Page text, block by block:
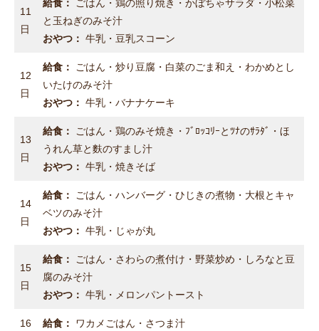
11
日
給食：
ごはん・鶏の照り焼き・かぼちゃサラダ・小松菜
と玉ねぎのみそ汁
おやつ： 牛乳・豆乳スコーン
12
日
給食：
ごはん・炒り豆腐・白菜のごま和え・わかめとし
いたけのみそ汁
おやつ： 牛乳・バナナケーキ
13
日
給食：
ごはん・鶏のみそ焼き・ﾌﾞﾛｯｺﾘｰとﾂﾅのｻﾗﾀﾞ・ほ
うれん草と麩のすまし汁
おやつ： 牛乳・焼きそば
14
日
給食：
ごはん・ハンバーグ・ひじきの煮物・大根とキャ
ベツのみそ汁
おやつ： 牛乳・じゃが丸
15
日
給食：
ごはん・さわらの煮付け・野菜炒め・しろなと豆
腐のみそ汁
おやつ： 牛乳・メロンパントースト
16
給食：
ワカメごはん・さつま汁